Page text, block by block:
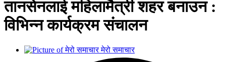
तानसेनलाई महिलामैत्री शहर बनाउन :
विभिन्न कार्यक्रम संचालन
मेरो समाचार